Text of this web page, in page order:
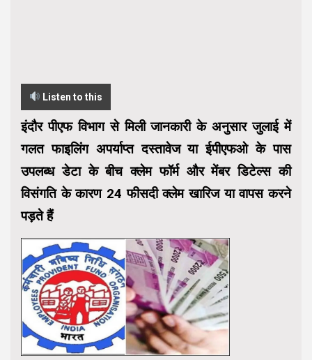
Listen to this
इंदौर पीएफ विभाग से मिली जानकारी के अनुसार जुलाई में
गलत फाइलिंग अपर्याप्त दस्तावेज या ईपीएफओ के पास
उपलब्ध डेटा के बीच क्लेम फॉर्म और मेंबर डिटेल्स की
विसंगति के कारण 24 फीसदी क्लेम खारिज या वापस करने
पड़ते हैं